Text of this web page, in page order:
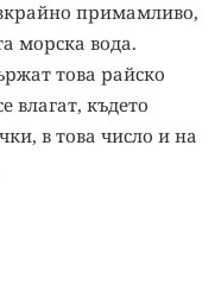
примамливо,
морска вода.
това райско
влагат, където
в това число и на